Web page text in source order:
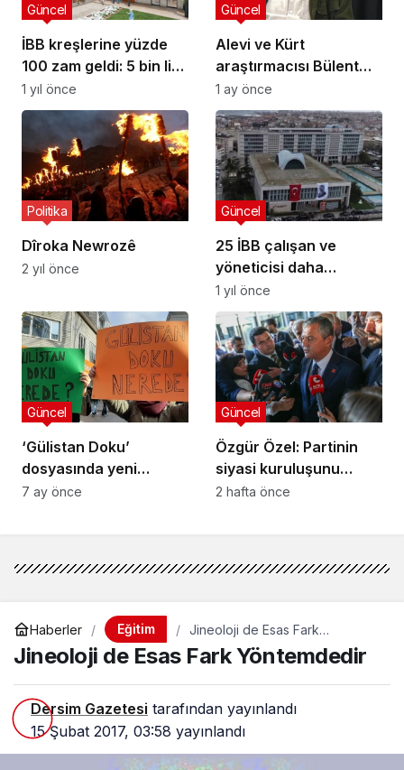
İBB kreşlerine yüzde
100 zam geldi: 5 bin lira
oldu
Güncel
1 yıl önce
Alevi ve Kürt
araştırmacısı Bülent
Bilmez’in İstanbul Bilgi
Üniversitesi’ndeki
görevine son verildi
Güncel
1 ay önce
Dîroka Newrozê
Politika
2 yıl önce
25 İBB çalışan ve
yöneticisi daha
tutuklandı
Güncel
1 yıl önce
‘Gülistan Doku’
dosyasında yeni
gelişme… Ailenin
Güncel
7 ay önce
Özgür Özel: Partinin
siyasi kuruluşunu
Ağustos-Eylül ayında
Güncel
2 hafta önce
Haberler Eğitim
Jineoloji de Esas Fark
Yöntemdedir
Jineoloji de Esas Fark Yöntemdedir
Dersim Gazetesi tarafından yayınlandı
15 Şubat 2017, 03:58 yayınlandı